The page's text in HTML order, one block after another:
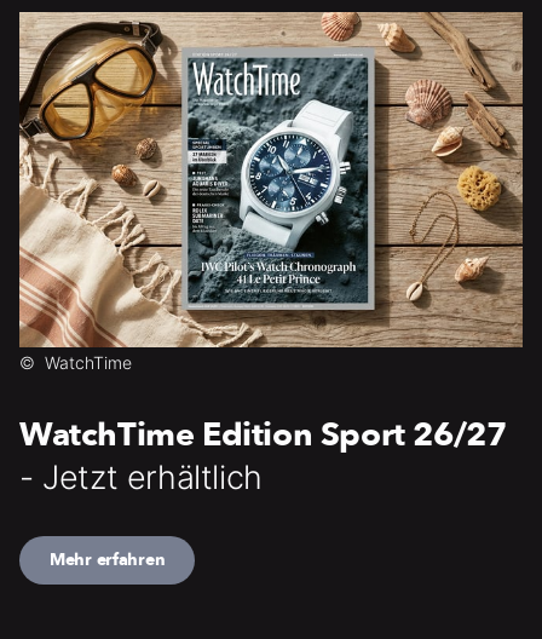
© WatchTime
WatchTime Edition Sport 26/27
- Jetzt erhältlich
Mehr erfahren